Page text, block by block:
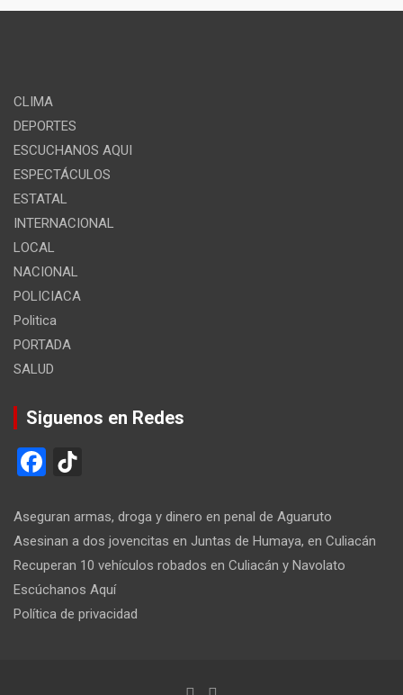
CLIMA
DEPORTES
ESCUCHANOS AQUI
ESPECTÁCULOS
ESTATAL
INTERNACIONAL
LOCAL
NACIONAL
POLICIACA
Politica
PORTADA
SALUD
Siguenos en Redes
F
ce
b
o
o
T
o
k
Aseguran armas, droga y dinero en penal de Aguaruto
Asesinan a dos jovencitas en Juntas de Humaya, en Culiacán
Recuperan 10 vehículos robados en Culiacán y Navolato
Escúchanos Aquí
Política de privacidad